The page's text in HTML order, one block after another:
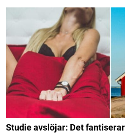
Studie avslöjar: Det